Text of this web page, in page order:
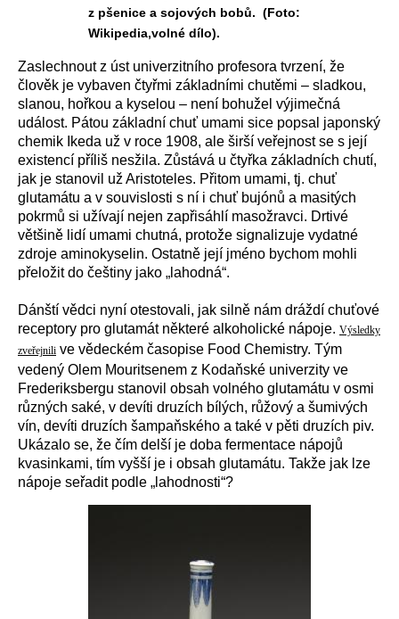
z pšenice a sojových bobů. (Foto:
Wikipedia,volné dílo).
Zaslechnout z úst univerzitního profesora tvrzení, že
člověk je vybaven čtyřmi základními chutěmi – sladkou,
slanou, hořkou a kyselou – není bohužel výjimečná
událost. Pátou základní chuť umami sice popsal japonský
chemik Ikeda už v roce 1908, ale širší veřejnost se s její
existencí příliš nesžila. Zůstává u čtyřka základních chutí,
jak je stanovil už Aristoteles. Přitom umami, tj. chuť
glutamátu a v souvislosti s ní i chuť bujónů a masitých
pokrmů si užívají nejen zapřisáhlí masožravci. Drtivé
většině lidí umami chutná, protože signalizuje vydatné
zdroje aminokyselin. Ostatně její jméno bychom mohli
přeložit do češtiny jako „lahodná“.
Dánští vědci nyní otestovali, jak silně nám dráždí chuťové
receptory pro glutamát některé alkoholické nápoje. Výsledky
zveřejnili ve vědeckém časopise Food Chemistry. Tým
vedený Olem Mouritsenem z Kodaňské univerzity ve
Frederiksbergu stanovil obsah volného glutamátu v osmi
různých saké, v devíti druzích bílých, růžový a šumivých
vín, devíti druzích šampaňského a také v pěti druzích piv.
Ukázalo se, že čím delší je doba fermentace nápojů
kvasinkami, tím vyšší je i obsah glutamátu. Takže jak lze
nápoje seřadit podle „lahodnosti“?